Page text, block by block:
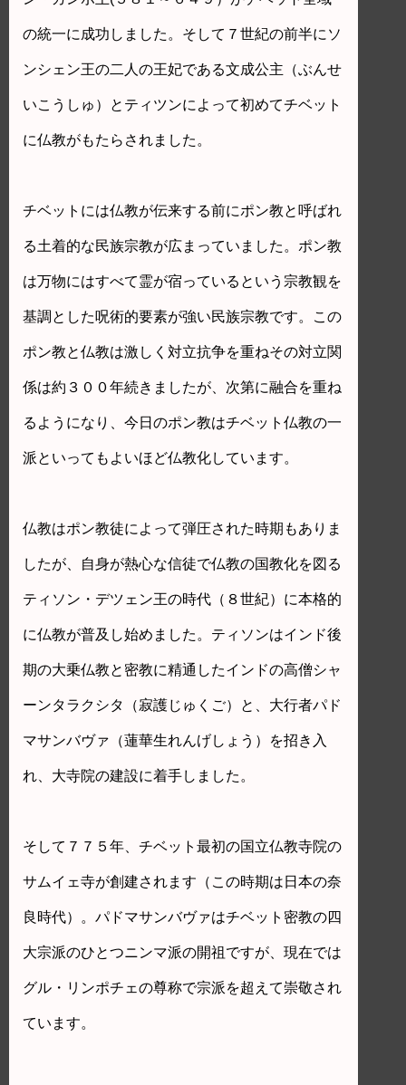
の統一に成功しました。そして７世紀の前半にソ
ンシェン王の二人の王妃である文成公主（ぶんせ
いこうしゅ）とティツンによって初めてチベット
に仏教がもたらされました。
チベットには仏教が伝来する前にポン教と呼ばれ
る土着的な民族宗教が広まっていました。ポン教
は万物にはすべて霊が宿っているという宗教観を
基調とした呪術的要素が強い民族宗教です。この
ポン教と仏教は激しく対立抗争を重ねその対立関
係は約３００年続きましたが、次第に融合を重ね
るようになり、今日のポン教はチベット仏教の一
派といってもよいほど仏教化しています。
仏教はポン教徒によって弾圧された時期もありま
したが、自身が熱心な信徒で仏教の国教化を図る
ティソン・デツェン王の時代（８世紀）に本格的
に仏教が普及し始めました。ティソンはインド後
期の大乗仏教と密教に精通したインドの高僧シャ
ーンタラクシタ（寂護じゅくご）と、大行者パド
マサンバヴァ（蓮華生れんげしょう）を招き入
れ、大寺院の建設に着手しました。
そして７７５年、チベット最初の国立仏教寺院の
サムイェ寺が創建されます（この時期は日本の奈
良時代）。パドマサンバヴァはチベット密教の四
大宗派のひとつニンマ派の開祖ですが、現在では
グル・リンポチェの尊称で宗派を超えて崇敬され
ています。